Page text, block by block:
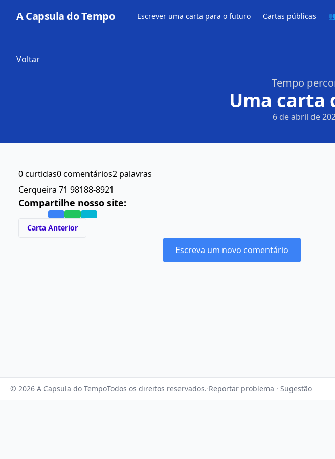
A Capsula do Tempo Escrever uma carta para o futuro Cartas públicas
Voltar
Tempo
Uma carta
6 de abril de
0 curtidas0 comentários2 palavras
Cerqueira 71 98188-8921
Compartilhe nosso site:
Carta Anterior
Escreva um novo comentário
© 2026 A Capsula do TempoTodos os direitos reservados.·Reportar problema · Sugestão